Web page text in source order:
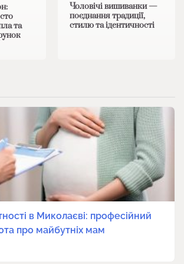
та
Чоловічі вишиванки —
поєднання традиції,
стилю та ідентичності
в Миколаєві: професійний
про майбутніх мам